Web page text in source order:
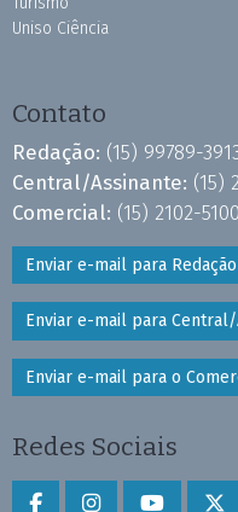
Uniso Ciência
Contato
Redação: (15) 99789-
Central/Assinante: (15)
Comercial: (15) 2102-
Enviar e-mail para Redação
Enviar e-mail para Central/
Enviar e-mail para o
Redes Sociais